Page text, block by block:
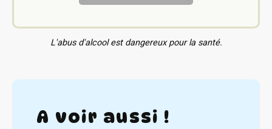
L'abus d'alcool est dangereux pour la santé.
A voir aussi !